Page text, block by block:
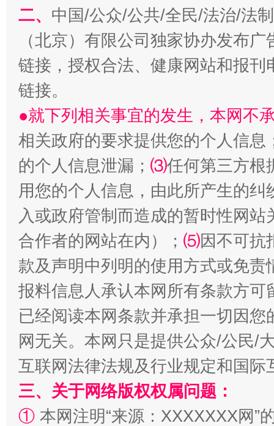
受贿1.44亿！段成刚被判无期 从幼
全民健身五年计划来了！等你上场
二、 中国/公众/公共/全民/法治/法
（北京）有限公司独家协办发布
链接，授权合法、健康网站和报
链接。
●就下列相关事宜的发生，本网不
相关政府的要求提供您的个人信息
的个人信息泄漏； ⑶任何第三方根
用您的个人信息，由此所产生的纠
入或政府管制而造成的暂时性网
合作者的网站在内）； ⑸因不可抗
款及声明中列明的使用方式或免责
报料信息人承认本网所有条款方
已经阅读本网条款并承担一切因
网无关。本网只是提供公众/公民/
互联网法律法规及行业规定和国
三、关于网络版权权属问题：
① 本网注明“来源：XXXXXXX网”